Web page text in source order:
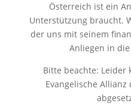
Österreich ist ein
Unterstützung braucht.
der uns mit seinem
Anliegen in
Bitte beachte: Leider
Evangelische